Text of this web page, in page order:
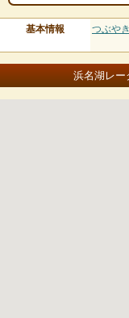
基本情報 つぶや
浜名湖レー